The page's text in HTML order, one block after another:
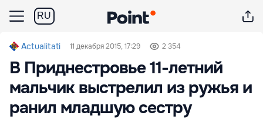
RU
Actualitati 11 декабря 2015, 17:29 2 354
В Приднестровье 11-летний
мальчик выстрелил из ружья и
ранил младшую сестру